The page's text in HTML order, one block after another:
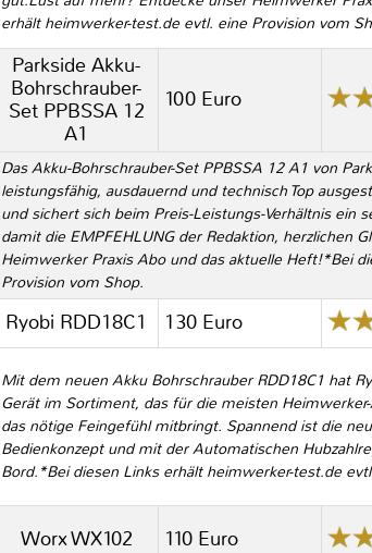
erhält heimwerker-test.de evtl. eine Provision vom
Parkside Akku-
Bohrschrauber-
Set PPBSSA 12
A1
100 Euro
Das Akku-Bohrschrauber-Set PPBSSA 12 A1 von
leistungsfähig, ausdauernd und technisch Top
und sichert sich beim Preis-Leistungs-Verhältnis ein
damit die EMPFEHLUNG der Redaktion, herzlichen
Heimwerker Praxis Abo und das aktuelle Heft!*Bei
Provision vom Shop.
Ryobi RDD18C1 130 Euro
Mit dem neuen Akku Bohrschrauber RDD18C1 hat
Gerät im Sortiment, das für die meisten
das nötige Feingefühl mitbringt. Spannend ist die
Bedienkonzept und mit der Automatischen
Bord.*Bei diesen Links erhält heimwerker-test.de
Worx WX102 110 Euro